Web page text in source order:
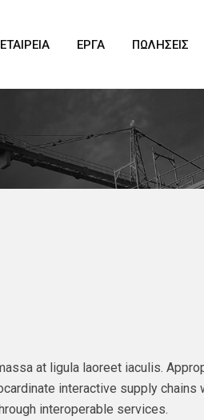
ΕΡΓΑ ΠΩΛΗΣΕΙΣ
at ligula laoreet iaculis.
interactive supply
interoperable services.